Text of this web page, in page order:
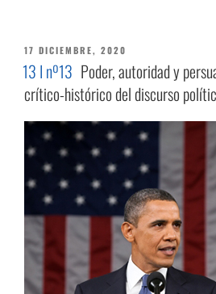
PUBLICADO
EL
17 DICIEMBRE, 2020
13 I nº13 Poder, autoridad y
crítico-histórico del discurso